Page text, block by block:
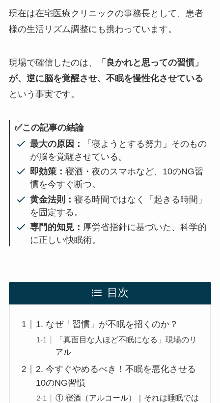
現在は在宅医療クリニックの事務長として、患者
様の生活リズム調整にも携わっています。
現場で確信したのは、
「良かれと思っての習慣」
が、逆に脳を覚醒させ、不眠を慢性化させている
という事実です。
✅この記事の結論
最大の原因：
「寝ようとする努力」そのもの
が脳を覚醒させている。
即効策：寝酒・夜のスマホなど、10のNG習
慣を今すぐ断つ。
黄金法則：寝る時間ではなく「起きる時間」
を固定する。
専門的知見： 厚労省指針に基づいた、科学的
に正しい快眠術。
目次
1. なぜ「習慣」が不眠を招くのか？
「真面目な人ほど不眠になる」現場のリ
アル
2. 今すぐやめるべき！不眠を悪化させる
10のNG習慣
① 寝酒（アルコール）｜それは睡眠では